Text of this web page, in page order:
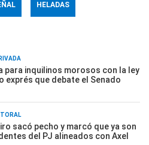
HELADAS
para inquilinos morosos con la ley
exprés que debate el Senado
sacó pecho y marcó que ya son
del PJ alineados con Axel